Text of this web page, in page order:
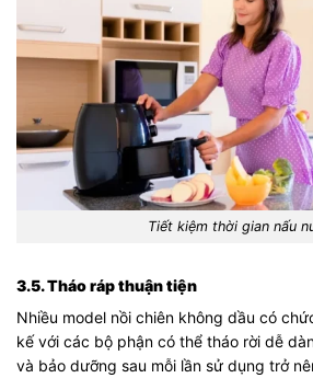
Tiết kiệm thời gian nấu
3.5. Tháo ráp thuận tiện
Nhiều model nồi chiên không dầu có
kế với các bộ phận có thể tháo rời dễ
và bảo dưỡng sau mỗi lần sử dụng trở